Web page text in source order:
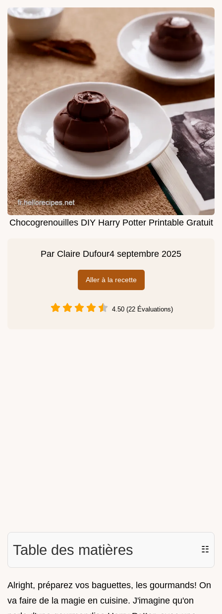
Chocogrenouilles DIY Harry Potter Printable Gratuit
Par Claire Dufour4 septembre 2025
Aller à la recette
4.50 (22 Évaluations)
Table des matières ☷
Alright, préparez vos baguettes, les gourmands! On
va faire de la magie en cuisine. J'imagine qu'on